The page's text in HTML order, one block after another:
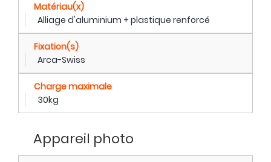
Matériau(x)
Alliage d'aluminium + plastique renforcé
Fixation(s)
Arca-Swiss
Charge maximale
30kg
Appareil photo